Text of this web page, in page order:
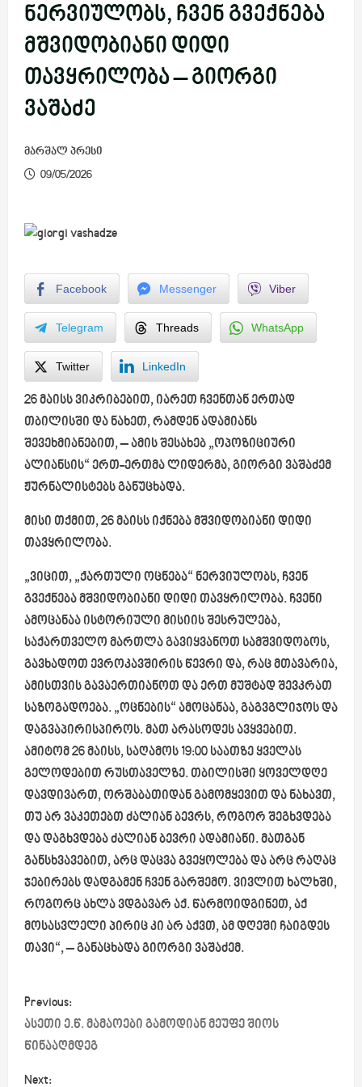
ნერვიულობს, ჩვენ გვექნება
მშვიდობიანი დიდი
თავყრილობა – გიორგი
ვაშაძე
მარშალ პრესი
09/05/2026
Facebook Messenger Viber
Telegram Threads WhatsApp
Twitter LinkedIn
26 მაისს ვიკრიბებით, იარეთ ჩვენთან ერთად
თბილისში და ნახეთ, რამდენ ადამიანს
შევეხმიანებით, – ამის შესახებ „ოპოზიციური
ალიანსის“ ერთ-ერთმა ლიდერმა, გიორგი ვაშაძემ
ჟურნალისტებს განუცხადა.
მისი თქმით, 26 მაისს იქნება მშვიდობიანი დიდი
თავყრილობა.
„ვიცით, „ქართული ოცნება“ ნერვიულობს, ჩვენ
გვექნება მშვიდობიანი დიდი თავყრილობა. ჩვენი
ამოცანაა ისტორიული მისიის შესრულება,
საქართველო მართლა გავიყვანოთ სამშვიდობოს,
გავხადოთ ევროკავშირის წევრი და, რაც მთავარია,
ამისთვის გავაერთიანოთ და ერთ მუშტად შევკრათ
საზოგადოება. „ოცნების“ ამოცანაა, გაგვგლიჯოს და
დაგვაპირისპიროს. მათ არასოდეს ავყვებით.
ამიტომ 26 მაისს, საღამოს 19:00 საათზე ყველას
გელოდებით რუსთაველზე. თბილისში ყოველდღე
დავდივართ, ორშაბათიდან გამომყევით და ნახავთ,
თუ არ ვაკეთებთ ძალიან ბევრს, როგორ შეგხვდება
და დაგხვდება ძალიან ბევრი ადამიანი. მათგან
განსხვავებით, არც დაცვა გვეყოლება და არც რაღაც
ჯებირებს დადგამენ ჩვენ გარშემო. ვივლით ხალხში,
როგორც ახლა ვდგავარ აქ. წარმოიდგინეთ, აქ
მოსასვლელი პირიც კი არ აქვთ, ამ დღეში ჩაიგდეს
თავი“, – განაცხადა გიორგი ვაშაძემ.
P
o
Previous:
ასეთი ე.წ. მამაოები გამოდიან მეუფე შიოს
წინააღმდეგ
Next: